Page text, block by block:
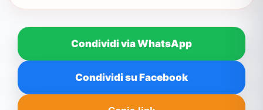
Condividi via WhatsApp
Condividi su Facebook